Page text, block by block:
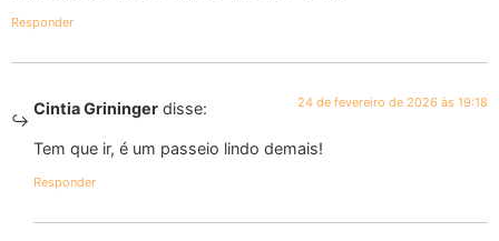
Responder
Cintia Grininger disse: 24 de fevereiro de 2026 às 19:18
Tem que ir, é um passeio lindo demais!
Responder